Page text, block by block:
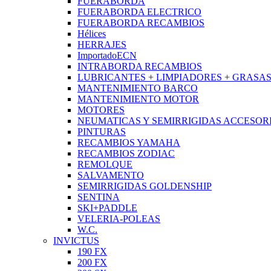
FUERABORDA ELECTRICO
FUERABORDA RECAMBIOS
Hélices
HERRAJES
ImportadoECN
INTRABORDA RECAMBIOS
LUBRICANTES + LIMPIADORES + GRASAS
MANTENIMIENTO BARCO
MANTENIMIENTO MOTOR
MOTORES
NEUMATICAS Y SEMIRRIGIDAS
PINTURAS
RECAMBIOS YAMAHA
RECAMBIOS ZODIAC
REMOLQUE
SALVAMENTO
SEMIRRIGIDAS GOLDENSHIP
SENTINA
SKI+PADDLE
VELERIA-POLEAS
W.C.
INVICTUS
190 FX
200 FX